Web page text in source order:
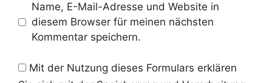
Name, E-Mail-Adresse und Website in
diesem Browser für meinen nächsten
Kommentar speichern.
Mit der Nutzung dieses Formulars erklären